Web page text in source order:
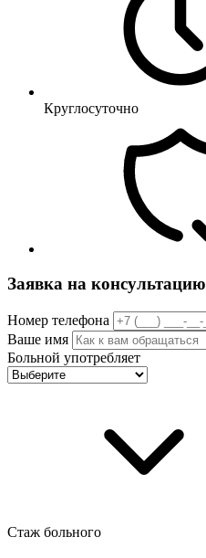
Круглосуточно
Заявка на консультацию
Номер телефона
Ваше имя
Больной употребляет
Стаж больного